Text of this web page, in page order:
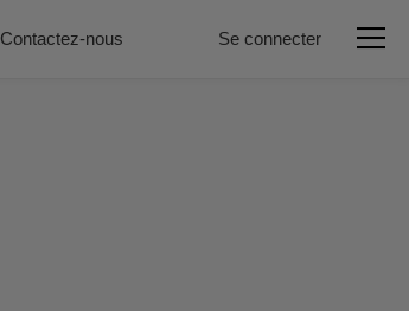
Contactez-nous Se connecter